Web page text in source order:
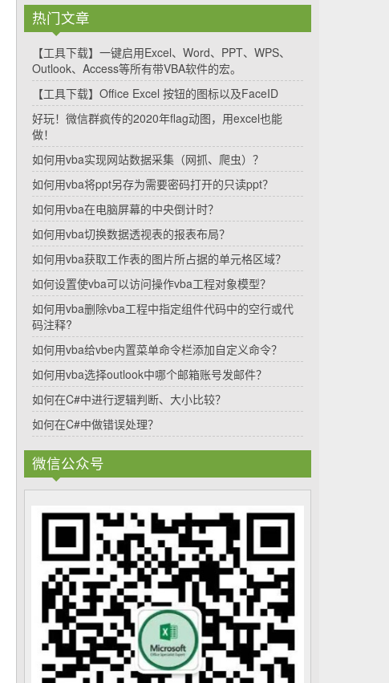
热门文章
【工具下载】一键启用Excel、Word、PPT、WPS、
Outlook、Access等所有带VBA软件的宏。
【工具下载】Office Excel 按钮的图标以及FaceID
好玩！微信群疯传的2020年flag动图，用excel也能
做！
如何用vba实现网站数据采集（网抓、爬虫）？
如何用vba将ppt另存为需要密码打开的只读ppt？
如何用vba在电脑屏幕的中央倒计时？
如何用vba切换数据透视表的报表布局？
如何用vba获取工作表的图片所占据的单元格区域？
如何设置使vba可以访问操作vba工程对象模型？
如何用vba删除vba工程中指定组件代码中的空行或代
码注释?
如何用vba给vbe内置菜单命令栏添加自定义命令？
如何用vba选择outlook中哪个邮箱账号发邮件？
如何在C#中进行逻辑判断、大小比较？
如何在C#中做错误处理？
微信公众号